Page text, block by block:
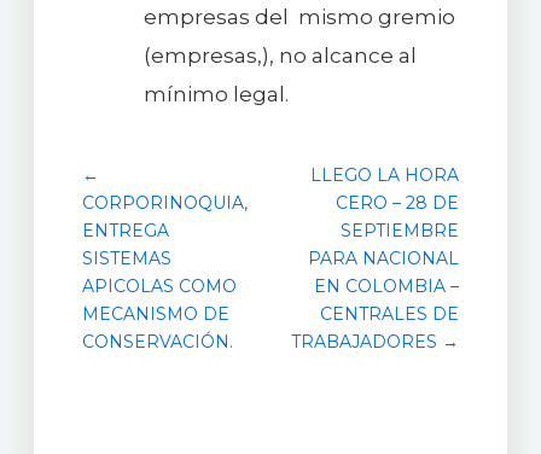
empresas del mismo gremio
(empresas,), no alcance al
mínimo legal.
←
CORPORINOQUIA,
ENTREGA
SISTEMAS
APICOLAS COMO
MECANISMO DE
CONSERVACIÓN.
LLEGO LA HORA
CERO – 28 DE
SEPTIEMBRE
PARA NACIONAL
EN COLOMBIA –
CENTRALES DE
TRABAJADORES →